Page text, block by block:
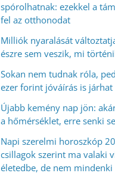
spórolhatnak: ezekkel a
fel az otthonodat
Milliók nyaralását
észre sem veszik, mi
Sokan nem tudnak róla,
ezer forint jóváírás is
Újabb kemény nap jön:
a hőmérséklet, erre senki
Napi szerelmi horoszkóp
csillagok szerint ma valaki
életedbe, de nem